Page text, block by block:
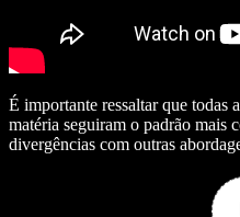
É importante ressaltar que todas
matéria seguiram o padrão mais
divergências com outras